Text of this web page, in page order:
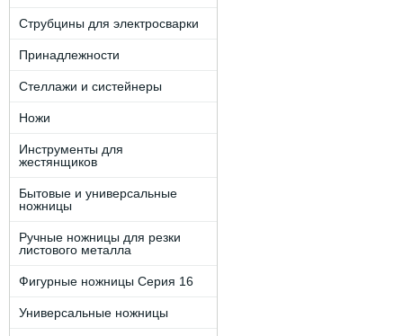
Струбцины для электросварки
Принадлежности
Стеллажи и систейнеры
Ножи
Инструменты для
жестянщиков
Бытовые и универсальные
ножницы
Ручные ножницы для резки
листового металла
Фигурные ножницы Серия 16
Универсальные ножницы